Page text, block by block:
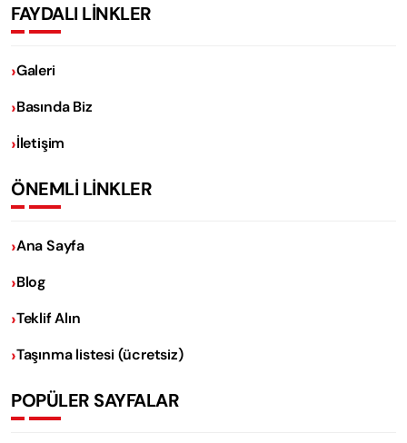
FAYDALI LİNKLER
Galeri
Basında Biz
İletişim
ÖNEMLİ LİNKLER
Ana Sayfa
Blog
Teklif Alın
Taşınma listesi (ücretsiz)
POPÜLER SAYFALAR